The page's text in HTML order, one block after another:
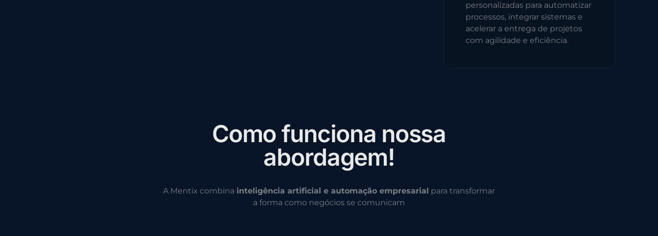
personalizadas para automatizar
processos, integrar sistemas e
acelerar a entrega de projetos
com agilidade e eficiência.
Comofunciona nossa
abordagem!
A Mentix combina inteligência artificial e automação empresarial para transformar
a forma como negócios se comunicam